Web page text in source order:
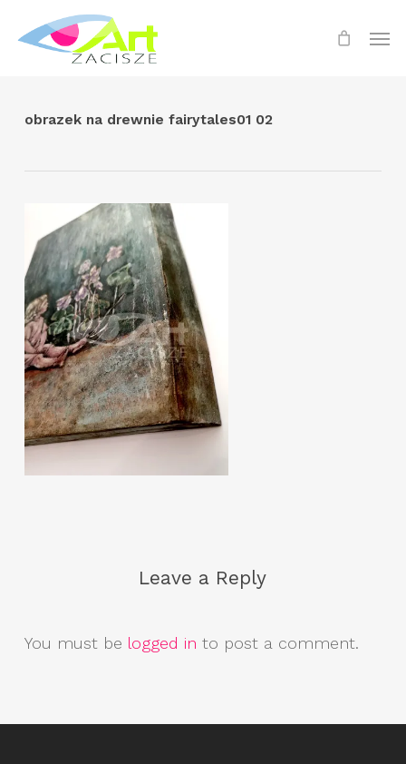
obrazek na drewnie fairytales01 02
Leave a Reply
You must be logged in to post a comment.